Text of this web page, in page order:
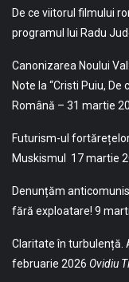
De ce viitorul filmului
programul lui Radu
Canonizarea Noului
Note la “Cristi Puiu,
Română – 31 martie
Futurism-ul
Muskismul
17 martie
Denunțăm
fără exploatare! 9
Claritate în turbulență.
februarie 2026 Ovidiu